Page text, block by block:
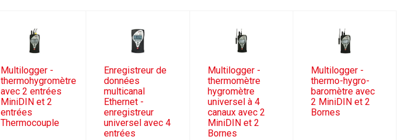
Multilogger -
thermohygromètre
avec 2 entrées
MiniDIN et 2
entrées
Thermocouple
Enregistreur de
données
multicanal
Ethernet -
enregistreur
universel avec 4
entrées
Multilogger -
thermomètre
hygromètre
universel à 4
canaux avec 2
MiniDIN et 2
Bornes
Multilogger -
thermo-hygro-
baromètre avec
2 MiniDIN et 2
Bornes